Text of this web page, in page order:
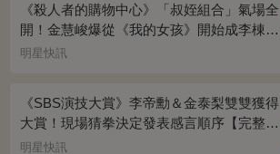
《殺人者的購物中心》「叔姪組合」氣場全
開！金慧峻爆從《我的女孩》開始成李棟旭
迷妹~
明星快訊
《SBS演技大賞》李帝勳＆金泰梨雙雙獲得
大賞！現場猜拳決定發表感言順序【完整得
獎名單】
明星快訊